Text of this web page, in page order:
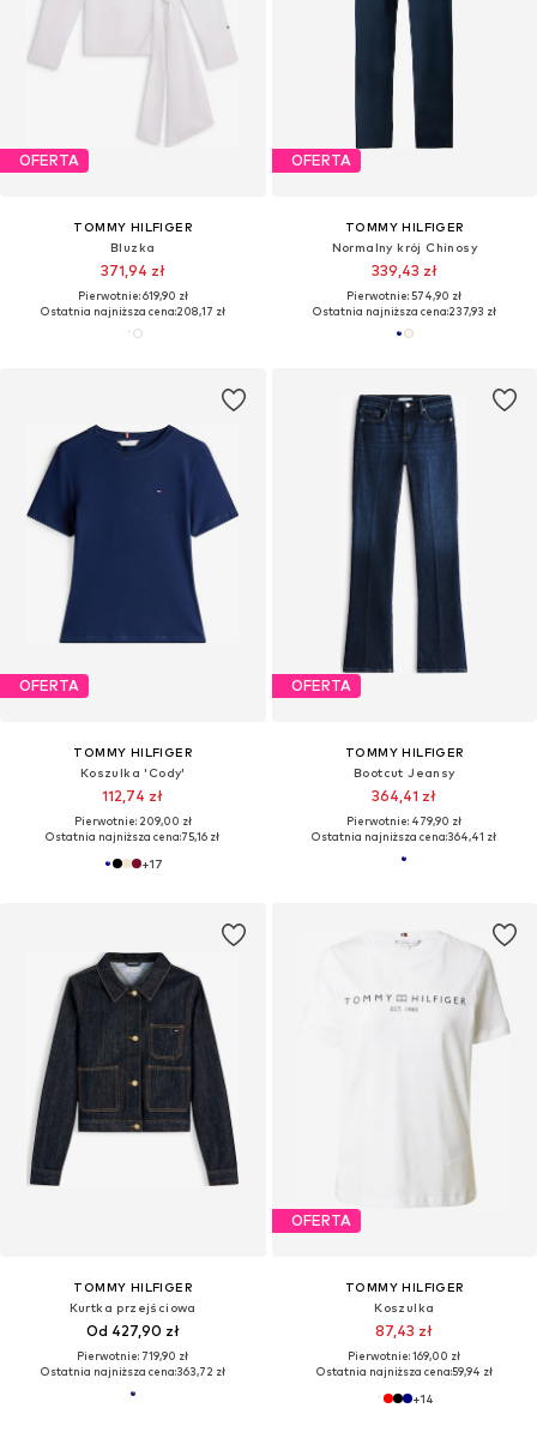
OFERTA
TOMMY HILFIGER
Bluzka
371,94 zł
Pierwotnie: 619,90 zł
Ostatnia najniższa cena:208,17 zł
OFERTA
TOMMY HILFIGER
Normalny krój Chinosy
339,43 zł
Pierwotnie: 574,90 zł
Ostatnia najniższa cena:237,93 zł
OFERTA
TOMMY HILFIGER
Koszulka 'Cody'
112,74 zł
Pierwotnie: 209,00 zł
Ostatnia najniższa cena:75,16 zł
+17
OFERTA
TOMMY HILFIGER
Bootcut Jeansy
364,41 zł
Pierwotnie: 479,90 zł
Ostatnia najniższa cena:364,41 zł
TOMMY HILFIGER
Kurtka przejściowa
Od 427,90 zł
Pierwotnie: 719,90 zł
Ostatnia najniższa cena:363,72 zł
OFERTA
TOMMY HILFIGER
Koszulka
87,43 zł
Pierwotnie: 169,00 zł
Ostatnia najniższa cena:59,94 zł
+14